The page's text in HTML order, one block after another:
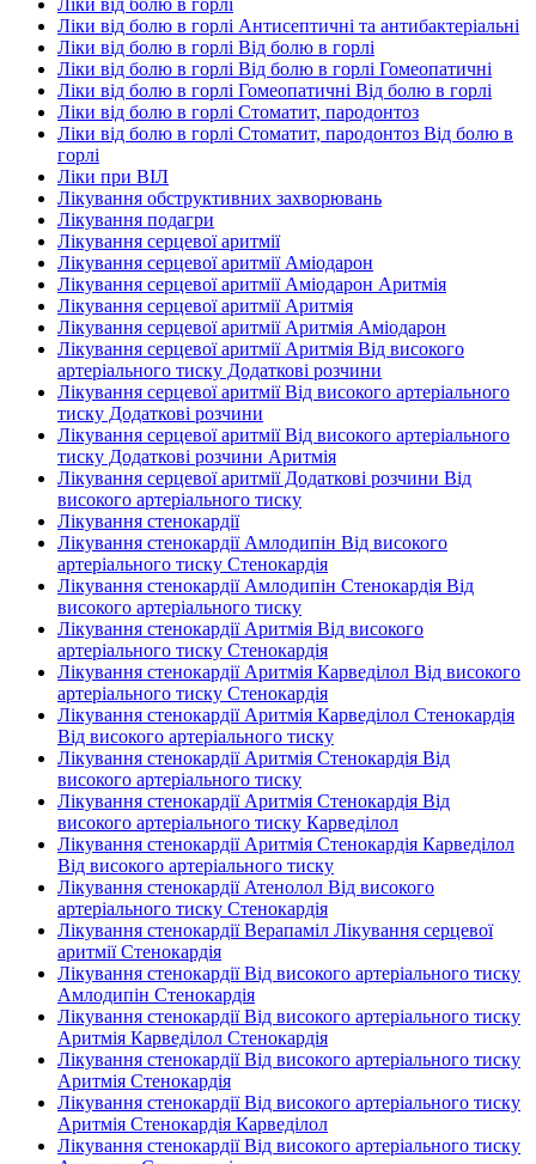
Ліки від болю в горлі Антисептичні та антибактеріальні
Ліки від болю в горлі Від болю в горлі
Ліки від болю в горлі Від болю в горлі Гомеопатичні
Ліки від болю в горлі Гомеопатичні Від болю в горлі
Ліки від болю в горлі Стоматит, пародонтоз
Ліки від болю в горлі Стоматит, пародонтоз Від болю в
горлі
Ліки при ВІЛ
Лікування обструктивних захворювань
Лікування подагри
Лікування серцевої аритмії
Лікування серцевої аритмії Аміодарон
Лікування серцевої аритмії Аміодарон Аритмія
Лікування серцевої аритмії Аритмія
Лікування серцевої аритмії Аритмія Аміодарон
Лікування серцевої аритмії Аритмія Від високого
артеріального тиску Додаткові розчини
Лікування серцевої аритмії Від високого артеріального
тиску Додаткові розчини
Лікування серцевої аритмії Від високого артеріального
тиску Додаткові розчини Аритмія
Лікування серцевої аритмії Додаткові розчини Від
високого артеріального тиску
Лікування стенокардії
Лікування стенокардії Амлодипін Від високого
артеріального тиску Стенокардія
Лікування стенокардії Амлодипін Стенокардія Від
високого артеріального тиску
Лікування стенокардії Аритмія Від високого
артеріального тиску Стенокардія
Лікування стенокардії Аритмія Карведілол Від високого
артеріального тиску Стенокардія
Лікування стенокардії Аритмія Карведілол Стенокардія
Від високого артеріального тиску
Лікування стенокардії Аритмія Стенокардія Від
високого артеріального тиску
Лікування стенокардії Аритмія Стенокардія Від
високого артеріального тиску Карведілол
Лікування стенокардії Аритмія Стенокардія Карведілол
Від високого артеріального тиску
Лікування стенокардії Атенолол Від високого
артеріального тиску Стенокардія
Лікування стенокардії Верапаміл Лікування серцевої
аритмії Стенокардія
Лікування стенокардії Від високого артеріального тиску
Амлодипін Стенокардія
Лікування стенокардії Від високого артеріального тиску
Аритмія Карведілол Стенокардія
Лікування стенокардії Від високого артеріального тиску
Аритмія Стенокардія
Лікування стенокардії Від високого артеріального тиску
Аритмія Стенокардія Карведілол
Лікування стенокардії Від високого артеріального тиску